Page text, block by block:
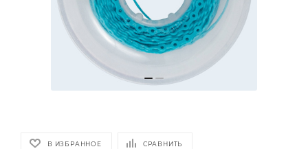
В ИЗБРАННОЕ СРАВНИТЬ